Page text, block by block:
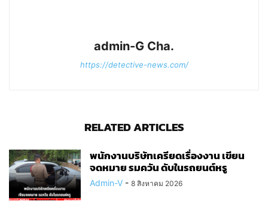
admin-G Cha.
https://detective-news.com/
RELATED ARTICLES
พนักงานบริษัทเครียดเรื่องงาน เขียน
จดหมาย รมควัน ดับในรถยนต์หรู
Admin-V - 8 สิงหาคม 2026